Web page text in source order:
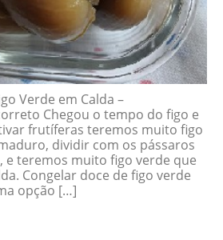
Verde em Calda –
Chegou o tempo do figo e
frutíferas teremos muito figo
dividir com os pássaros
e teremos muito figo verde que
Congelar doce de figo verde
opção […]